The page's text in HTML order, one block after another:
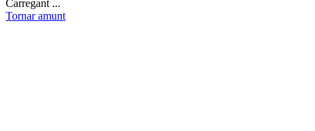
Carregant ...
Tornar amunt